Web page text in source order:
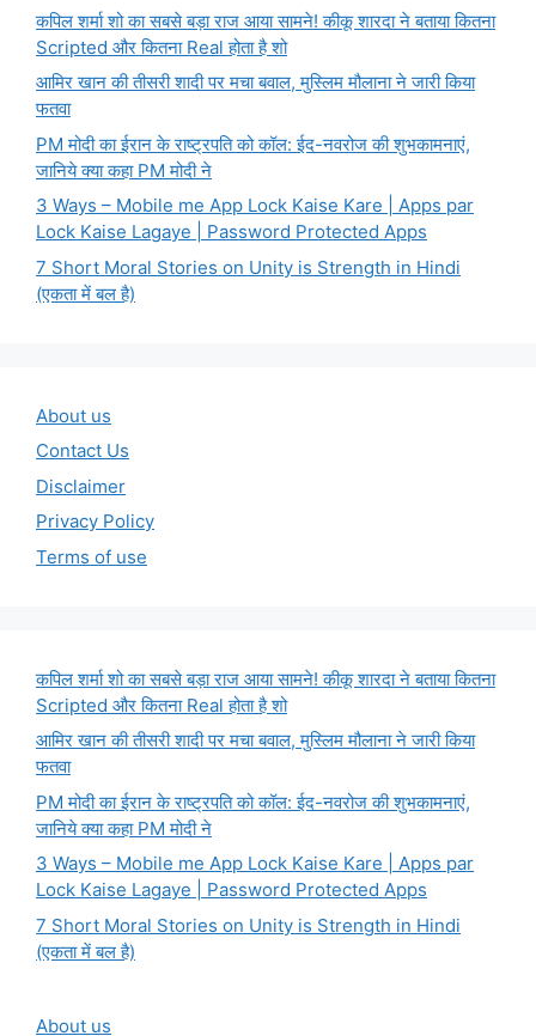
कपिल शर्मा शो का सबसे बड़ा राज आया सामने! कीकू शारदा ने बताया कितना
Scripted और कितना Real होता है शो
आमिर खान की तीसरी शादी पर मचा बवाल, मुस्लिम मौलाना ने जारी किया
फतवा
PM मोदी का ईरान के राष्ट्रपति को कॉल: ईद-नवरोज की शुभकामनाएं,
जानिये क्या कहा PM मोदी ने
3 Ways – Mobile me App Lock Kaise Kare | Apps par
Lock Kaise Lagaye | Password Protected Apps
7 Short Moral Stories on Unity is Strength in Hindi
(एकता में बल है)
About us
Contact Us
Disclaimer
Privacy Policy
Terms of use
कपिल शर्मा शो का सबसे बड़ा राज आया सामने! कीकू शारदा ने बताया कितना
Scripted और कितना Real होता है शो
आमिर खान की तीसरी शादी पर मचा बवाल, मुस्लिम मौलाना ने जारी किया
फतवा
PM मोदी का ईरान के राष्ट्रपति को कॉल: ईद-नवरोज की शुभकामनाएं,
जानिये क्या कहा PM मोदी ने
3 Ways – Mobile me App Lock Kaise Kare | Apps par
Lock Kaise Lagaye | Password Protected Apps
7 Short Moral Stories on Unity is Strength in Hindi
(एकता में बल है)
About us